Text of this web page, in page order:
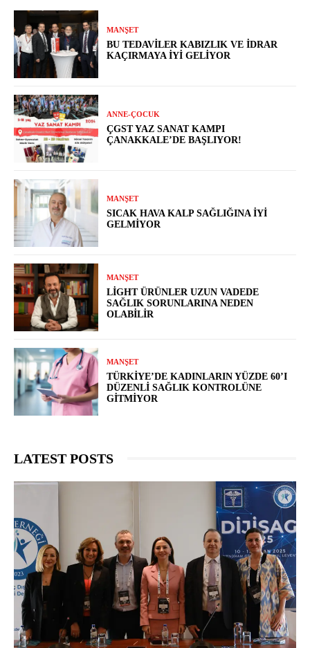
MANŞET
BU TEDAVILER KABIZLIK VE İDRAR
KAÇIRMAYA İYI GELIYOR
ANNE-ÇOCUK
ÇGST YAZ SANAT KAMPI
ÇANAKKALE’DE BAŞLIYOR!
MANŞET
SICAK HAVA KALP SAĞLIĞINA İYI
GELMIYOR
MANŞET
LIGHT ÜRÜNLER UZUN VADEDE
SAĞLIK SORUNLARINA NEDEN
OLABILIR
MANŞET
TÜRKIYE’DE KADINLARIN YÜZDE 60’I
DÜZENLI SAĞLIK KONTROLÜNE
GITMIYOR
LATEST POSTS